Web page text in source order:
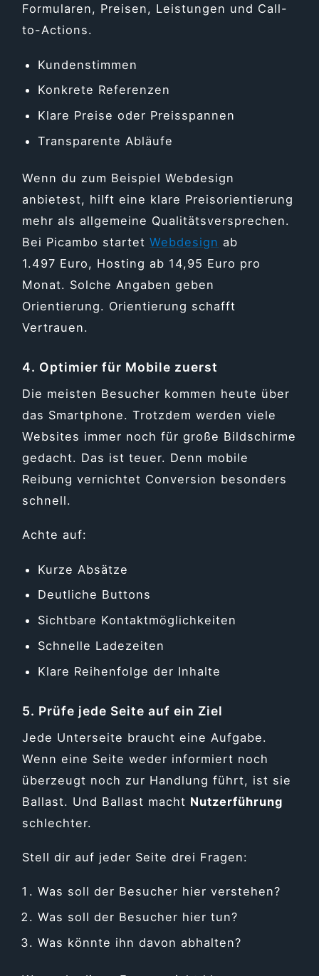
Formularen, Preisen, Leistungen und Call-
to-Actions.
Kundenstimmen
Konkrete Referenzen
Klare Preise oder Preisspannen
Transparente Abläufe
Wenn du zum Beispiel Webdesign
anbietest, hilft eine klare Preisorientierung
mehr als allgemeine Qualitätsversprechen.
Bei Picambo startetWebdesign ab
1.497 Euro, Hosting ab 14,95 Euro pro
Monat. Solche Angaben geben
Orientierung. Orientierung schafft
Vertrauen.
4. Optimier für Mobile zuerst
Die meisten Besucher kommen heute über
das Smartphone. Trotzdem werden viele
Websites immer noch für große Bildschirme
gedacht. Das ist teuer. Denn mobile
Reibung vernichtet Conversion besonders
schnell.
Achte auf:
Kurze Absätze
Deutliche Buttons
Sichtbare Kontaktmöglichkeiten
Schnelle Ladezeiten
Klare Reihenfolge der Inhalte
5. Prüfe jede Seite auf ein Ziel
Jede Unterseite braucht eine Aufgabe.
Wenn eine Seite weder informiert noch
überzeugt noch zur Handlung führt, ist sie
Ballast. Und Ballast macht Nutzerführung
schlechter.
Stell dir auf jeder Seite drei Fragen:
Was soll der Besucher hier verstehen?
Was soll der Besucher hier tun?
Was könnte ihn davon abhalten?